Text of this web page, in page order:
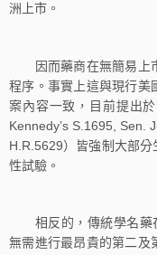
洲上市。
因而藥商在無簡易上市
程序。事實上這與現行美
案內容一致，目前提出
Kennedy’s S.1695, Sen.
H.R.5629）皆強制大部
性試驗。
相反的，傳統學名藥
無需進行最昂貴的第二及